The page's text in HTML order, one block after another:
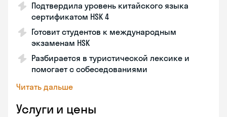
Подтвердила уровень китайского языка
сертификатом HSK 4
Готовит студентов к международным
экзаменам HSK
Разбирается в туристической лексике и
помогает с собеседованиями
Читать дальше
Услуги и цены